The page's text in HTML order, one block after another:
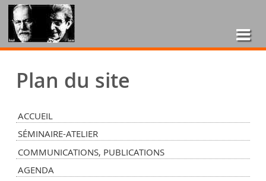
Plan du site
ACCUEIL
SÉMINAIRE-ATELIER
COMMUNICATIONS, PUBLICATIONS
AGENDA